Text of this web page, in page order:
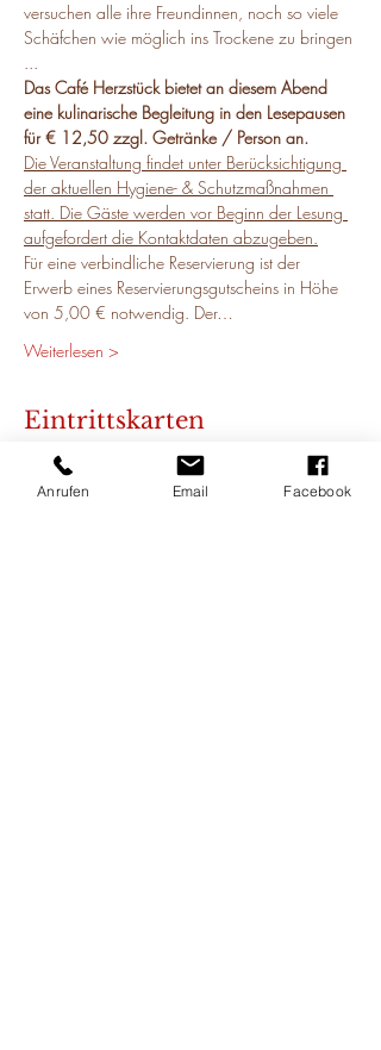
versuchen alle ihre Freundinnen, noch so viele
Schäfchen wie möglich ins Trockene zu bringen
...
Das Café Herzstück bietet an diesem Abend
eine kulinarische Begleitung in den Lesepausen
für € 12,50 zzgl. Getränke / Person an.
Die Veranstaltung findet unter Berücksichtigung
der aktuellen Hygiene- & Schutzmaßnahmen
statt. Die Gäste werden vor Beginn der Lesung
aufgefordert die Kontaktdaten abzugeben.
Für eine verbindliche Reservierung ist der
Erwerb eines Reservierungsgutscheins in Höhe
von 5,00 € notwendig. Der…
Weiterlesen >
Eintrittskarten
Verkauf beendet
Anrufen Email Facebook